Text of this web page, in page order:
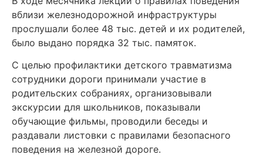
вблизи железнодорожной инфраструктуры
прослушали более 48 тыс. детей и их родителей,
было выдано порядка 32 тыс. памяток.
С целью профилактики детского травматизма
сотрудники дороги принимали участие в
родительских собраниях, организовывали
экскурсии для школьников, показывали
обучающие фильмы, проводили беседы и
раздавали листовки с правилами безопасного
поведения на железной дороге.